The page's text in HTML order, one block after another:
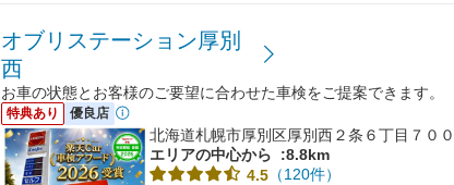
オブリステーション厚別
西
お車の状態とお客様のご要望に合わせた車検をご提案できます。
特典あり 優良店
北海道札幌市厚別区厚別西２条６丁目７０
エリアの中心から
:8.8km
4.5 （120件）